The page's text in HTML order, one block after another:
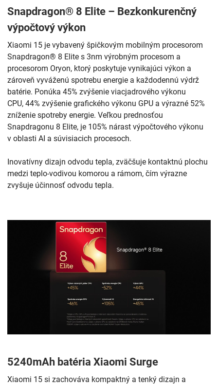
Snapdragon® 8 Elite – Bezkonkurenčný
výpočtový výkon
Xiaomi 15 je vybavený špičkovým mobilným procesorom
Snapdragon® 8 Elite s 3nm výrobným procesom a
procesorom Oryon, ktorý poskytuje vynikajúci výkon a
zároveň vyváženú spotrebu energie a každodennú výdrž
batérie. Ponúka 45% zvýšenie viacjadrového výkonu
CPU, 44% zvýšenie grafického výkonu GPU a výrazné 52%
zníženie spotreby energie. Veľkou prednosťou
Snapdragonu 8 Elite, je 105% nárast výpočtového výkonu
v oblasti AI a súvisiacich procesoch.
Inovatívny dizajn odvodu tepla, zväčšuje kontaktnú plochu
medzi teplo-vodivou komorou a rámom, čím výrazne
zvyšuje účinnosť odvodu tepla.
5240mAh batéria Xiaomi Surge
Xiaomi 15 si zachováva kompaktný a tenký dizajn a